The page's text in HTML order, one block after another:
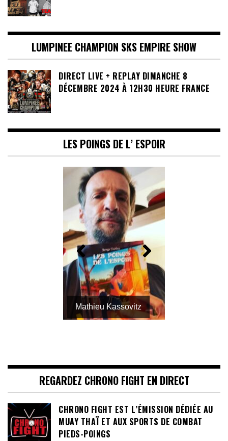
LUMPINEE CHAMPION SKS EMPIRE SHOW
DIRECT LIVE + REPLAY DIMANCHE 8
DÉCEMBRE 2024 À 12H30 HEURE FRANCE
LES POINGS DE L’ ESPOIR
Mathieu Kassovitz
REGARDEZ CHRONO FIGHT EN DIRECT
CHRONO FIGHT EST L’ÉMISSION DÉDIÉE AU
MUAY THAÏ ET AUX SPORTS DE COMBAT
PIEDS-POINGS